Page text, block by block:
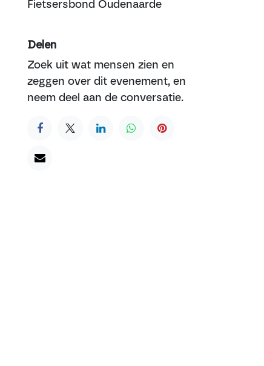
Fietsersbond Oudenaarde
Delen
Zoek uit wat mensen zien en
zeggen over dit evenement, en
neem deel aan de conversatie.